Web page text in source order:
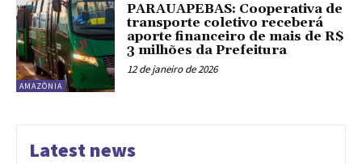
AMAZÔNIA
PARAUAPEBAS: Cooperativa de
transporte coletivo receberá
aporte financeiro de mais de R$
3 milhões da Prefeitura
12 de janeiro de 2026
Latest news